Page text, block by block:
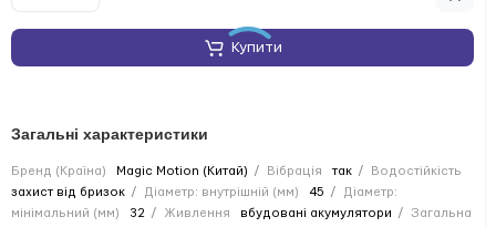
Купити
Загальні характеристики
Бренд (Країна) Magic Motion (Китай) Вібрація так
Водостійкість
захист від бризок
Діаметр: внутрішній (мм) 45
Діаметр:
мінімальний (мм)
32 Живлення вбудовані акумулятори
Загальна